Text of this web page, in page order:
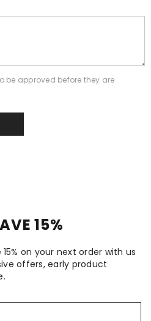
be approved before they are
15%
on your next order with us
offers, early product